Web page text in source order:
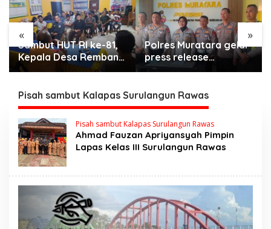
« »
Sambut HUT RI ke-81,
Kepala Desa Remban
Gelar Rapat Persiapan
Polres Muratara gelar
press release
:Tetapkan Dua
Tersangka Kecelakaan
Maut antara Bus ALS
dan Tangki BBM
Tewaskan 19 Orang
Pisah sambut Kalapas Surulangun Rawas
Pisah sambut Kalapas Surulangun Rawas
Ahmad Fauzan Apriyansyah Pimpin
Lapas Kelas III Surulangun Rawas